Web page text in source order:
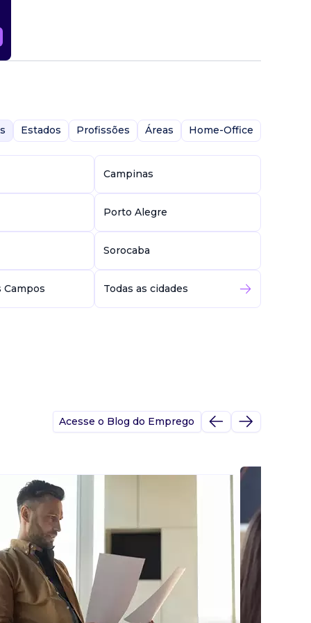
Estados Profissões Áreas Home-Office
Campinas
Porto Alegre
Sorocaba
Campos Todas as cidades
Acesse o Blog do Emprego